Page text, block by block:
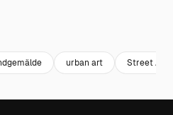
urban art Street Art